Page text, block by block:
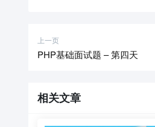
上一页
PHP基础面试题 – 第四天
相关文章